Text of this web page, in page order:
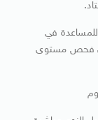
للمساعدة في
أن فحص مستوى